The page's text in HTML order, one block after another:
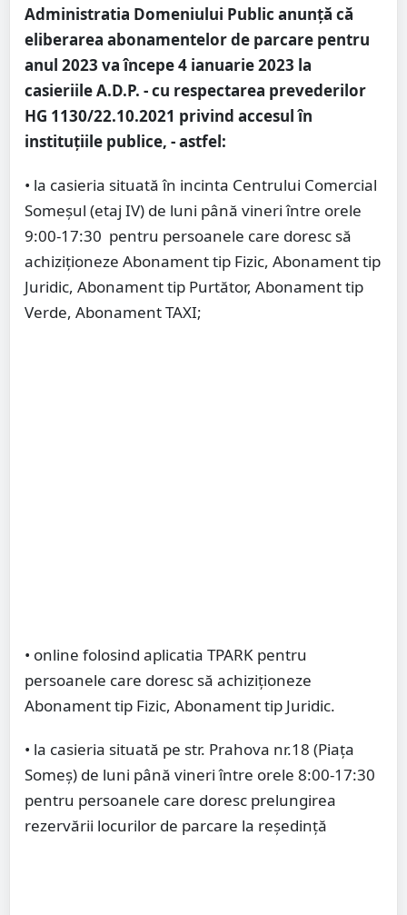
Administratia Domeniului Public anunță că
eliberarea abonamentelor de parcare pentru
anul 2023 va începe 4 ianuarie 2023 la
casieriile A.D.P. - cu respectarea prevederilor
HG 1130/22.10.2021 privind accesul în
instituțiile publice, - astfel:
• la casieria situată în incinta Centrului Comercial
Someșul (etaj IV) de luni până vineri între orele
9:00-17:30 pentru persoanele care doresc să
achiziționeze Abonament tip Fizic, Abonament tip
Juridic, Abonament tip Purtător, Abonament tip
Verde, Abonament TAXI;
• online folosind aplicatia TPARK pentru
persoanele care doresc să achiziționeze
Abonament tip Fizic, Abonament tip Juridic.
• la casieria situată pe str. Prahova nr.18 (Piața
Someș) de luni până vineri între orele 8:00-17:30
pentru persoanele care doresc prelungirea
rezervării locurilor de parcare la reședință